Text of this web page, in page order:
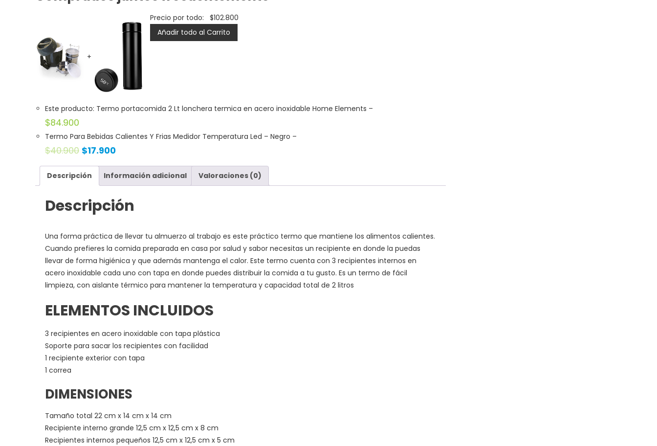
+
Precio por todo: $102.800
Añadir todo al Carrito
Este producto: Termo portacomida 2 Lt lonchera termica en acero inoxidable Home Elements –
$84.900
Termo Para Bebidas Calientes Y Frias Medidor Temperatura Led – Negro –
$40.900 $17.900
Descripción Información adicional Valoraciones (0)
Descripción
Una forma práctica de llevar tu almuerzo al trabajo es este práctico termo que mantiene los alimentos calientes.
Cuando prefieres la comida preparada en casa por salud y sabor necesitas un recipiente en donde la puedas
llevar de forma higiénica y que además mantenga el calor. Este termo cuenta con 3 recipientes internos en
acero inoxidable cada uno con tapa en donde puedes distribuir la comida a tu gusto. Es un termo de fácil
limpieza, con aislante térmico para mantener la temperatura y capacidad total de 2 litros
ELEMENTOS INCLUIDOS
3 recipientes en acero inoxidable con tapa plástica
Soporte para sacar los recipientes con facilidad
1 recipiente exterior con tapa
1 correa
DIMENSIONES
Tamaño total 22 cm x 14 cm x 14 cm
Recipiente interno grande 12,5 cm x 12,5 cm x 8 cm
Recipientes internos pequeños 12,5 cm x 12,5 cm x 5 cm